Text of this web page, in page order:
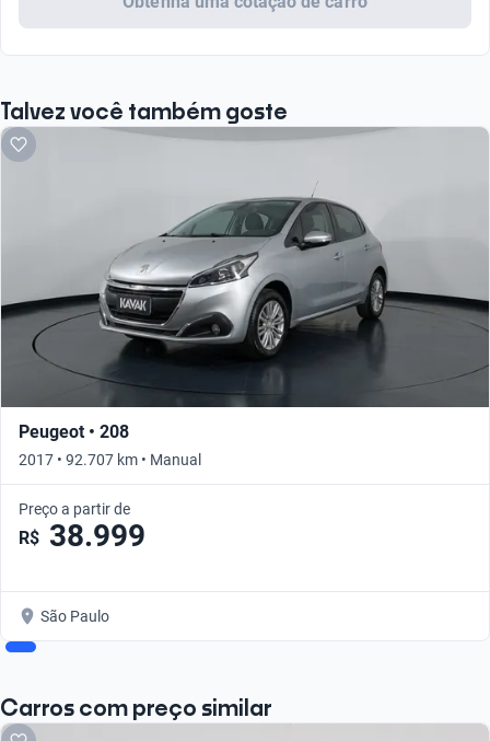
Talvez você também goste
Peugeot • 208
2017 • 92.707 km • Manual
Preço a partir de
R$ 38.999
São Paulo
Carros com preço similar